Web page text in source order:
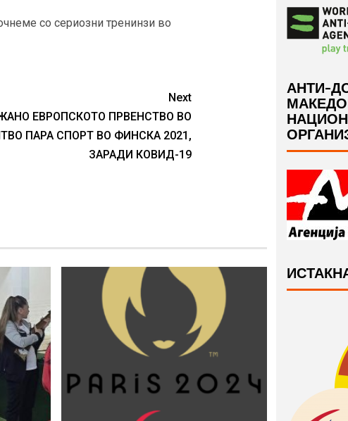
со сериозни тренинзи во
Next
ЕВРОПСКОТО ПРВЕНСТВО ВО
ПАРА СПОРТ ВО ФИНСКА 2021,
ЗАРАДИ КОВИД-19
АНТИ-